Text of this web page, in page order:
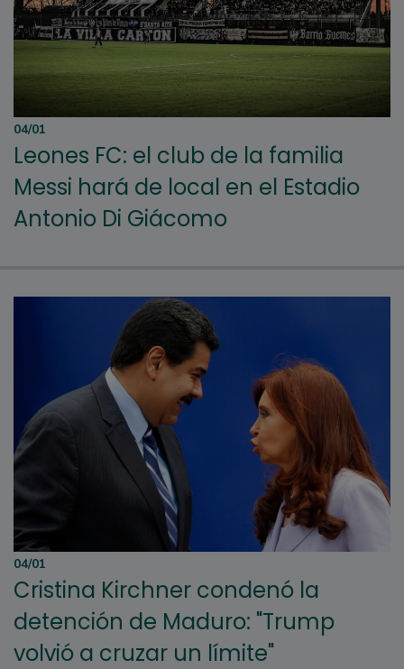
04/01
Leones FC: el club de la familia
Messi hará de local en el Estadio
Antonio Di Giácomo
04/01
Cristina Kirchner condenó la
detención de Maduro: "Trump
volvió a cruzar un límite"